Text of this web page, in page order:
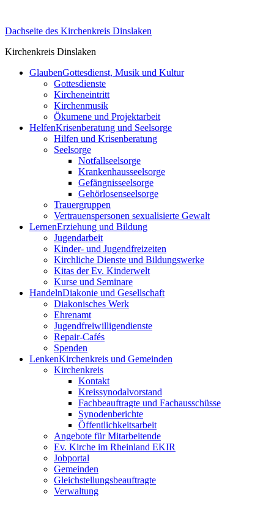
content
Dachseite des Kirchenkreis Dinslaken
Kirchenkreis Dinslaken
GlaubenGottesdienst, Musik und Kultur
Gottesdienste
Kircheneintritt
Kirchenmusik
Ökumene und Projektarbeit
HelfenKrisenberatung und Seelsorge
Hilfen und Krisenberatung
Seelsorge
Notfallseelsorge
Krankenhausseelsorge
Gefängnisseelsorge
Gehörlosenseelsorge
Trauergruppen
Vertrauenspersonen sexualisierte Gewalt
LernenErziehung und Bildung
Jugendarbeit
Kinder- und Jugendfreizeiten
Kirchliche Dienste und Bildungswerke
Kitas der Ev. Kinderwelt
Kurse und Seminare
HandelnDiakonie und Gesellschaft
Diakonisches Werk
Ehrenamt
Jugendfreiwilligendienste
Repair-Cafés
Spenden
LenkenKirchenkreis und Gemeinden
Kirchenkreis
Kontakt
Kreissynodalvorstand
Fachbeauftragte und Fachausschüsse
Synodenberichte
Öffentlichkeitsarbeit
Angebote für Mitarbeitende
Ev. Kirche im Rheinland EKIR
Jobportal
Gemeinden
Gleichstellungs­­­beauftragte
Verwaltung